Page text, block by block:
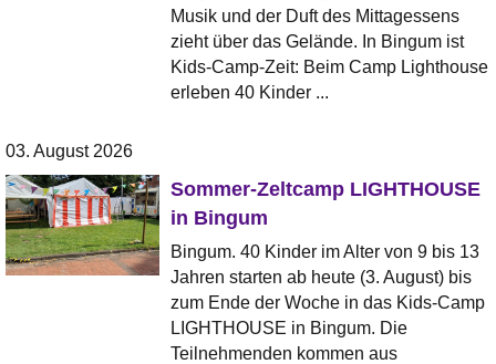
Musik und der Duft des Mittagessens
zieht über das Gelände. In Bingum ist
Kids-Camp-Zeit: Beim Camp Lighthouse
erleben 40 Kinder ...
03. August 2026
Sommer-Zeltcamp LIGHTHOUSE
in Bingum
Bingum. 40 Kinder im Alter von 9 bis 13
Jahren starten ab heute (3. August) bis
zum Ende der Woche in das Kids-Camp
LIGHTHOUSE in Bingum. Die
Teilnehmenden kommen aus